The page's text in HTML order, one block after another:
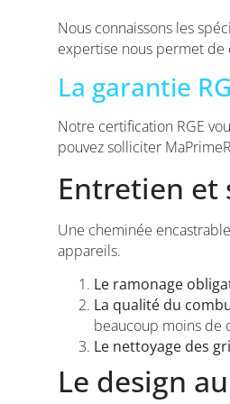
Nous connaissons les
expertise nous permet de
La garantie
Notre certification RGE
pouvez solliciter
Entretien et
Une cheminée
appareils.
Le ramonage
La qualité du
beaucoup moins de
Le nettoyage des
Le design